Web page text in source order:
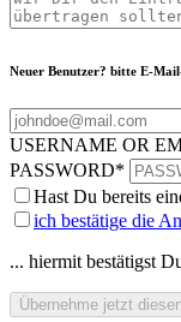
Neuer Benutzer? bitte E-
USERNAME OR
PASSWORD*
Hast Du bereits
ich bestätige die
... hiermit bestätigst